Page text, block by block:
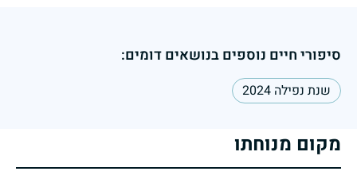
סיפורי חיים נוספים בנושאים דומים:
שנת נפילה 2024
מקום מנוחתו